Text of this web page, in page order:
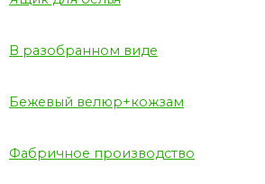
В разобранном виде
Бежевый велюр+кожзам
Фабричное производство